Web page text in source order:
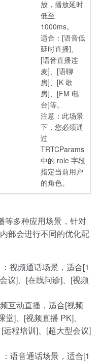
放，播放延时
低至
1000ms。
适合：[语音低
延时直播]、
[语音直播连
麦]、[语聊
房]、[K 歌
房]、[FM 电
台]等。
注意：此场景
下，您必须通
过
TRTCParams
中的 role 字段
指定当前用户
的角色。
等多种应用场景，针对
部会进行不同的优化配
视频通话场景，适合[1
议]、[在线问诊]、[视频
互动直播，适合[视频
]、[视频直播 PK]、
程培训]、[超大型会议]
语音通话场景，适合[1